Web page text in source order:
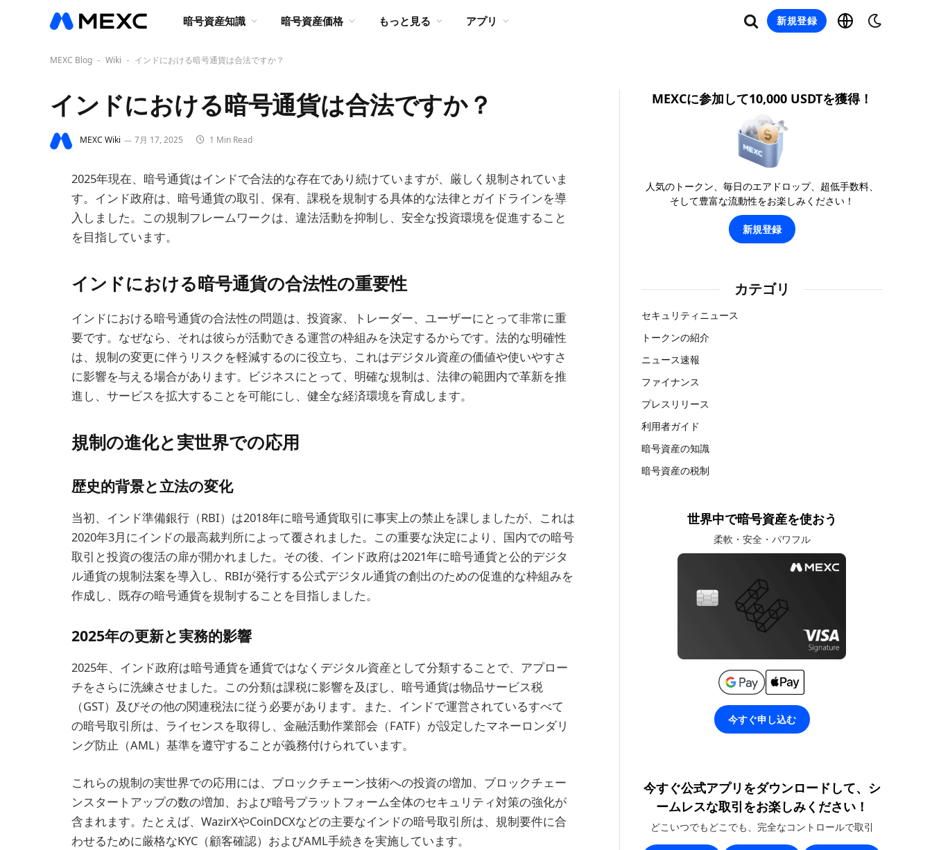
暗号資産知識 暗号資産価格 もっと見る アプリ 新規登録
MEXC Blog - Wiki - インドにおける暗号通貨は合法ですか？
インドにおける暗号通貨は合法ですか？
MEXC Wiki 7月 17, 2025 1 Min Read
2025年現在、暗号通貨はインドで合法的な存在であり続けていますが、厳しく規制されていま
す。インド政府は、暗号通貨の取引、保有、課税を規制する具体的な法律とガイドラインを導
入しました。この規制フレームワークは、違法活動を抑制し、安全な投資環境を促進すること
を目指しています。
インドにおける暗号通貨の合法性の重要性
インドにおける暗号通貨の合法性の問題は、投資家、トレーダー、ユーザーにとって非常に重
要です。なぜなら、それは彼らが活動できる運営の枠組みを決定するからです。法的な明確性
は、規制の変更に伴うリスクを軽減するのに役立ち、これはデジタル資産の価値や使いやすさ
に影響を与える場合があります。ビジネスにとって、明確な規制は、法律の範囲内で革新を推
進し、サービスを拡大することを可能にし、健全な経済環境を育成します。
規制の進化と実世界での応用
歴史的背景と立法の変化
当初、インド準備銀行（RBI）は2018年に暗号通貨取引に事実上の禁止を課しましたが、これは
2020年3月にインドの最高裁判所によって覆されました。この重要な決定により、国内での暗号
取引と投資の復活の扉が開かれました。その後、インド政府は2021年に暗号通貨と公的デジタ
ル通貨の規制法案を導入し、RBIが発行する公式デジタル通貨の創出のための促進的な枠組みを
作成し、既存の暗号通貨を規制することを目指しました。
2025年の更新と実務的影響
2025年、インド政府は暗号通貨を通貨ではなくデジタル資産として分類することで、アプロー
チをさらに洗練させました。この分類は課税に影響を及ぼし、暗号通貨は物品サービス税
（GST）及びその他の関連税法に従う必要があります。また、インドで運営されているすべて
の暗号取引所は、ライセンスを取得し、金融活動作業部会（FATF）が設定したマネーロンダリ
ング防止（AML）基準を遵守することが義務付けられています。
これらの規制の実世界での応用には、ブロックチェーン技術への投資の増加、ブロックチェー
ンスタートアップの数の増加、および暗号プラットフォーム全体のセキュリティ対策の強化が
含まれます。たとえば、WazirXやCoinDCXなどの主要なインドの暗号取引所は、規制要件に合
わせるために厳格なKYC（顧客確認）およびAML手続きを実施しています。
MEXCに参加して10,000 USDTを獲得！
人気のトークン、毎日のエアドロップ、超低手数料、
そして豊富な流動性をお楽しみください！
新規登録
カテゴリ
セキュリティニュース
トークンの紹介
ニュース速報
ファイナンス
プレスリリース
利用者ガイド
暗号資産の知識
暗号資産の税制
世界中で暗号資産を使おう
柔軟・安全・パワフル
今すぐ申し込む
今すぐ公式アプリをダウンロードして、シ
ームレスな取引をお楽しみください！
どこいつでもどこでも、完全なコントロールで取引